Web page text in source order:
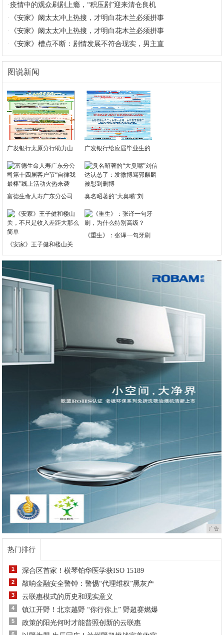
·疫情中的观众刷剧上瘾，“积压剧”迎来清仓良机
·
《安家》阚太太冲上热搜，才明白花木兰必须拼事
·
《安家》阚太太冲上热搜，才明白花木兰必须拼事
·
《安家》槽点不断：剧情发展不符合现实，男主直
图说新闻
广发银行太原分行助力山 广发银行给应届毕业生的
富德生命人寿广东分公司 臭名昭著的“大臭嘴”刘
《安家》王子健和楼山关
《重生》：张译一句牙刷
广告
热门排行
1 深合区首家！横琴铂华医学获ISO 15189
2 敲响金融安全警钟：警惕“代理维权”黑灰产
3 云联惠模式的历史和现实意义
4 镇江开野！北京越野 “你行你上” 野超赛燃爆
5 政策的阳光何时才能普照创新的云联惠